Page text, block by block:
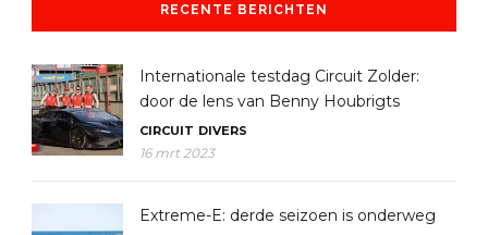
RECENTE BERICHTEN
Internationale testdag Circuit Zolder:
door de lens van Benny Houbrigts
CIRCUIT DIVERS
16 mrt 2023
Extreme-E: derde seizoen is onderweg